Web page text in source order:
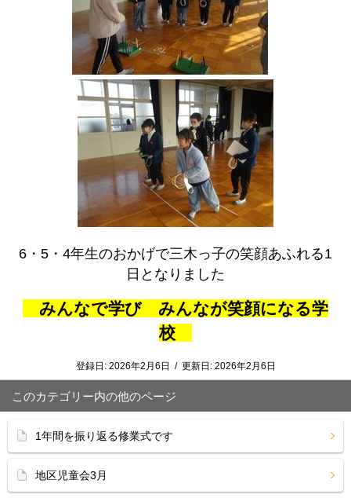
6・5・4年生のおかげで三木っ子の笑顔あふれる1
日となりました
みんなで学び みんなが笑顔になる学
校
登録日: 2026年2月6日 / 更新日: 2026年2月6日
このカテゴリー内の他のページ
1年間を振り返る修業式です
地区児童会3月